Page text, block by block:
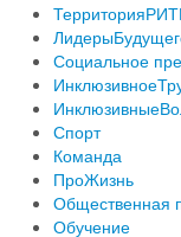
Социальное
Спорт
Команда
ПроЖизнь
Общественная
Обучение